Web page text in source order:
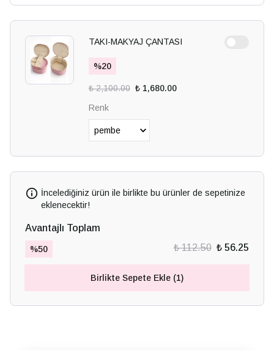
TAKI-MAKYAJ ÇANTASI
%20
₺ 2,100.00 ₺ 1,680.00
Renk
İncelediğiniz ürün ile birlikte bu ürünler de sepetinize
eklenecektir!
Avantajlı Toplam
%50 ₺ 112.50 ₺ 56.25
Birlikte Sepete Ekle (1)